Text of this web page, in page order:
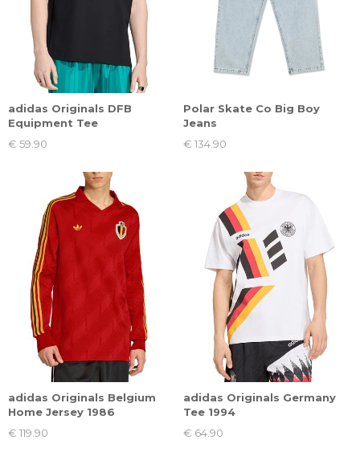
adidas Originals DFB
Equipment Tee
€ 59.90
Polar Skate Co Big Boy
Jeans
€ 134.90
adidas Originals Belgium
Home Jersey 1986
€ 119.90
adidas Originals Germany
Tee 1994
€ 64.90